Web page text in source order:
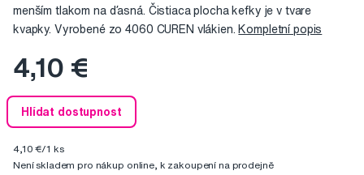
menším tlakom na ďasná. Čistiaca plocha kefky je v tvare
kvapky. Vyrobené zo 4060 CUREN vlákien. Kompletní popis
4,10 €
Hlídat dostupnost
4,10 €/1 ks
Není skladem pro nákup online, k zakoupení na prodejně